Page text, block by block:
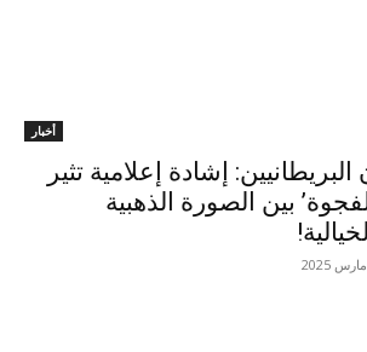
أخبار
إشادة إعلامية تثير
بين الصورة الذهبية